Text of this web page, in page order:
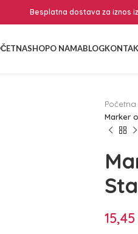
Besplatna dostava za iznos
SHOPO NAMABLOG
Početna
Marker
15,45